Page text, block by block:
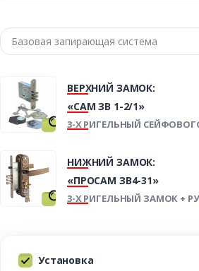
ВЕРХНИЙ ЗАМОК:
«САМ ЗВ 1-2/1»
3-Х РИГЕЛЬНЫЙ
НИЖНИЙ ЗАМОК:
«ПРОСАМ ЗВ4-31»
3-Х РИГЕЛЬНЫЙ ЗАМОК +
Установка